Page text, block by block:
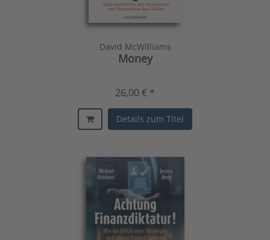
David McWilliams
Money
26,00 € *
Details zum Titel